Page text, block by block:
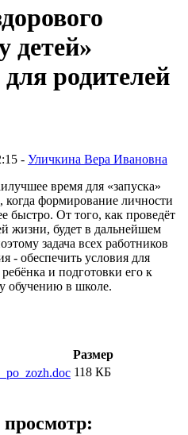
детей»
родителей
- Уличкина Вера Ивановна
время для «запуска»
когда формирование личности
быстро. От того, как проведёт
жизни, будет в дальнейшем
задача всех работников
- обеспечить условия для
и подготовки его к
обучению в школе.
Размер
118 КБ